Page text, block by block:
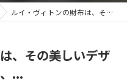
ルイ・ヴィトンの財布は、その美しいデザインと高品質で知られ、...
、その美しいデザ
...